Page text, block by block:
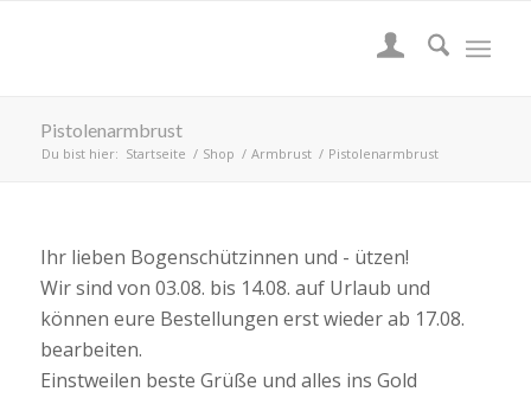
Pistolenarmbrust
Du bist hier: Startseite / Shop / Armbrust / Pistolenarmbrust
Ihr lieben Bogenschützinnen und - ützen!
Wir sind von 03.08. bis 14.08. auf Urlaub und
können eure Bestellungen erst wieder ab 17.08.
bearbeiten.
Einstweilen beste Grüße und alles ins Gold